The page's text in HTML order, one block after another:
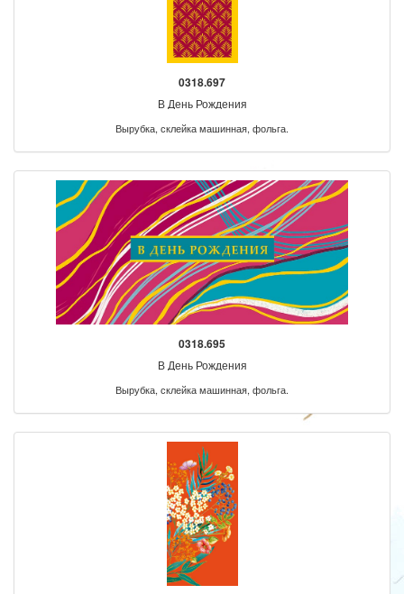
0318.697
В День Рождения
Вырубка, склейка машинная, фольга.
0318.695
В День Рождения
Вырубка, склейка машинная, фольга.